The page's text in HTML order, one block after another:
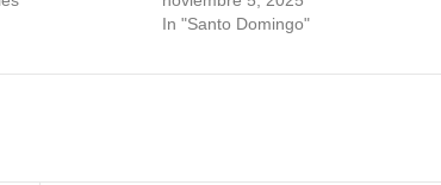
In "Santo Domingo"